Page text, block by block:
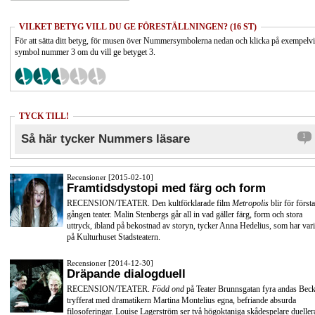
VILKET BETYG VILL DU GE FÖRESTÄLLNINGEN? (16 ST)
För att sätta ditt betyg, för musen över Nummersymbolerna nedan och klicka på
symbol nummer 3 om du vill ge betyget 3.
TYCK TILL!
Så här tycker Nummers läsare 1
Recensioner [2015-02-10]
Framtidsdystopi med färg och form
RECENSION/TEATER. Den kultförklarade film Metropolis blir för första
gången teater. Malin Stenbergs går all in vad gäller färg, form och stora
uttryck, ibland på bekostnad av storyn, tycker Anna Hedelius, som har
på Kulturhuset Stadsteatern.
Recensioner [2014-12-30]
Dräpande dialogduell
RECENSION/TEATER. Född ond på Teater Brunnsgatan fyra andas
tryfferat med dramatikern Martina Montelius egna, befriande absurda
filosoferingar. Louise Lagerström ser två högoktaniga skådespelare